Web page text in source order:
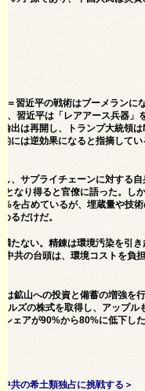
習近平の戦術はブーメランに
習近平は「レアアース兵器」
出は再開し、トランプ大統領
には逆効果になると指摘して
、サプライチェーンに対する
なり得ると官僚に語った。し
を占めているが、埋蔵量や技
るだけだ。
たない。精錬は環境汚染を引
共の台頭は、環境コストを負
鉱山への投資と備蓄の増強を
ズの株式を取得し、アップ
ェアが90%から80%に低下し
共の希土類独占に挑戦する＞